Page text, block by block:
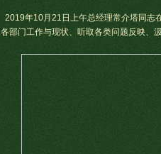
2019年10月21日上午总经理常介塔同志
各部门工作与现状、听取各类问题反映、